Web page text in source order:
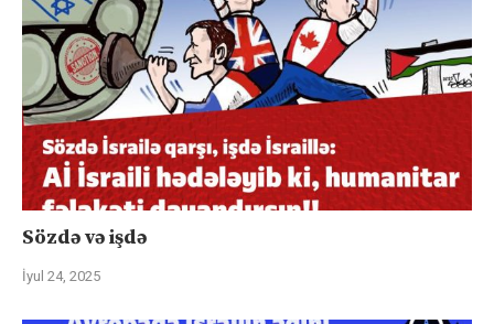
Sözdə və işdə
İyul 24, 2025